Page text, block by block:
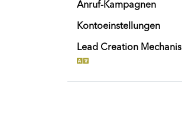
Anruf-Kampagnen
Kontoeinstellungen
Lead Creation